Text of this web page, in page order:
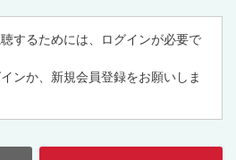
するためには、ログインが必要で
ンか、新規会員登録をお願いしま